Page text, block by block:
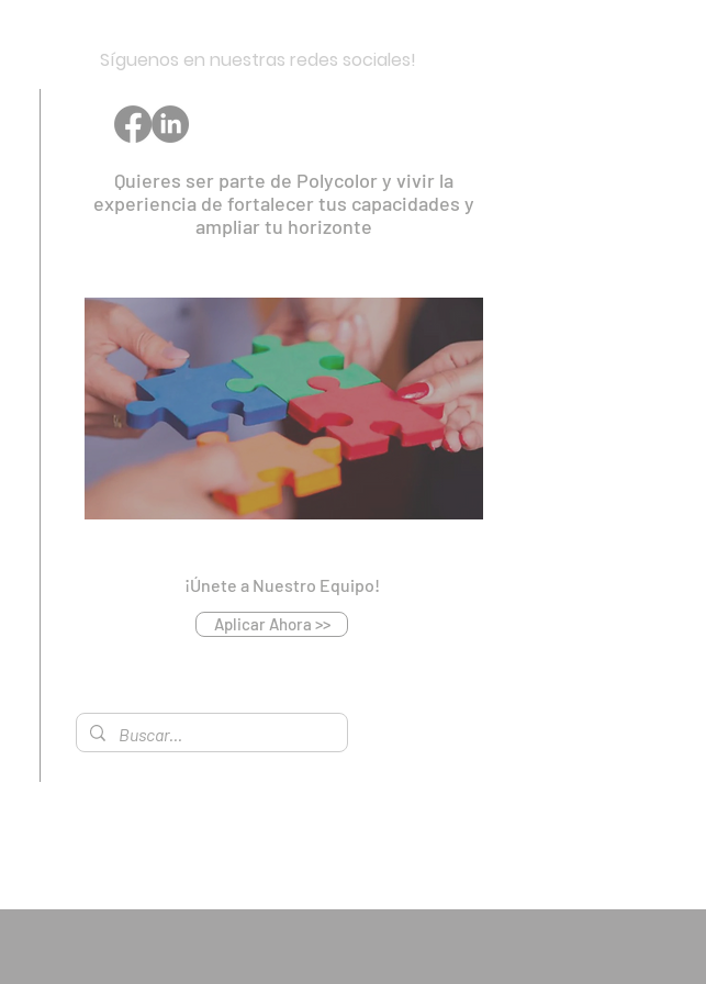
Síguenos en nuestras redes sociales!
Quieres ser parte de Polycolor y vivir la
experiencia de fortalecer tus capacidades y
ampliar tu horizonte
¡Únete a Nuestro Equipo!
Aplicar Ahora >>